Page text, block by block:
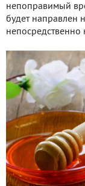
непоправимый
будет направлен
непосредственно